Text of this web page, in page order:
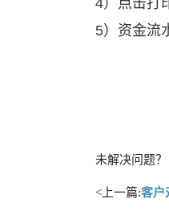
4）点击打
5）资金流
未解决问题？
<上一篇:客户